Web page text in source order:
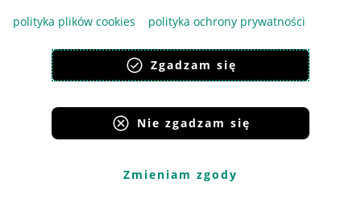
polityka plików cookies
polityka ochrony prywatności
Zgadzam się
Nie zgadzam się
Zmieniam zgody
Korzystanie z serwisu oznacza akceptacjęregulaminu